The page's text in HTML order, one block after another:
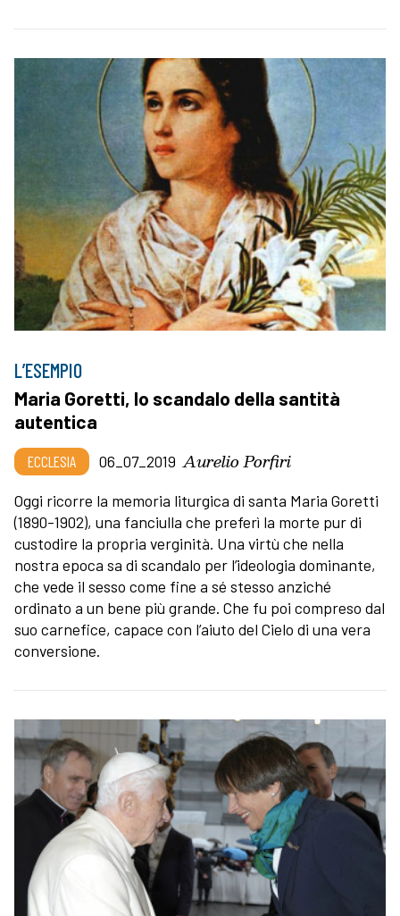
L’ESEMPIO
Maria Goretti, lo scandalo della santità
autentica
ECCLESIA 06_07_2019 Aurelio Porfiri
Oggi ricorre la memoria liturgica di santa Maria Goretti
(1890-1902), una fanciulla che preferì la morte pur di
custodire la propria verginità. Una virtù che nella
nostra epoca sa di scandalo per l’ideologia dominante,
che vede il sesso come fine a sé stesso anziché
ordinato a un bene più grande. Che fu poi compreso dal
suo carnefice, capace con l’aiuto del Cielo di una vera
conversione.